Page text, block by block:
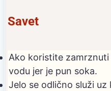
Savet
Ako koristite
vodu jer je pun soka.
Jelo se odlično služi uz